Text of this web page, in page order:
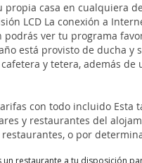
propia casa en cualquiera
LCD La conexión a
podrás ver tu programa
está provisto de ducha y
y tetera, además
con todo incluido Esta
y restaurantes del
o por
un restaurante a tu disposición